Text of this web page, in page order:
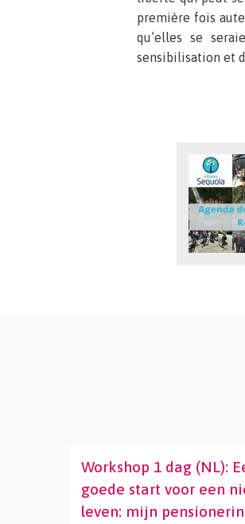
première fois
qu’elles se
sensibilisation et
Workshop 1 dag (NL):
goede start voor een
leven: mijn